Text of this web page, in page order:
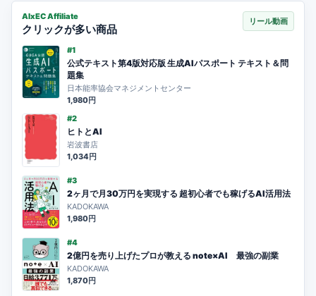
AIxEC Affiliate
クリックが多い商品
リール動画
#1
公式テキスト第4版対応版 生成AIパスポート テキスト＆問
題集
日本能率協会マネジメントセンター
1,980円
#2
ヒトとAI
岩波書店
1,034円
#3
2ヶ月で月30万円を実現する 超初心者でも稼げるAI活用法
KADOKAWA
1,980円
#4
2億円を売り上げたプロが教える note×AI 最強の副業
KADOKAWA
1,870円